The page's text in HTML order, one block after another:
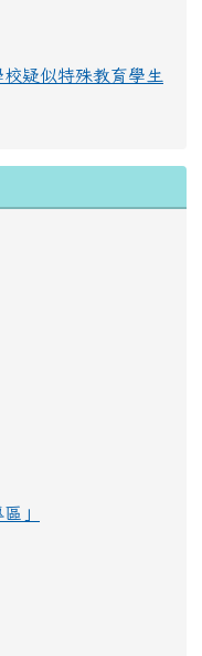
疑似特殊教育學生
」